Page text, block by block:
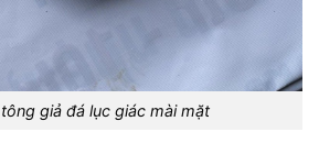
giả đá lục giác mài mặt